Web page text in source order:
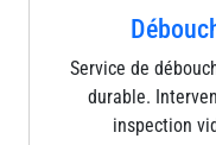
Service de
durable.
inspection